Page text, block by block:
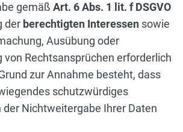
gemäß Art. 6 Abs. 1 lit. f DSGVO
der berechtigten Interessen sowie
Ausübung oder
von Rechtsansprüchen erforderlich
zur Annahme besteht, dass
schutzwürdiges
der Nichtweitergabe Ihrer Daten